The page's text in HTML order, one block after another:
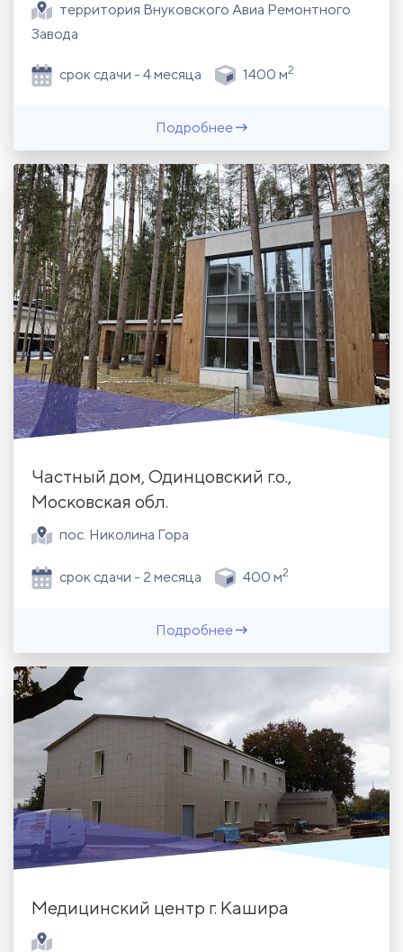
территория Внуковского Авиа Ремонтного
Завода
срок сдачи - 4 месяца 1400 м2
Подробнее
Частный дом, Одинцовский г.о.,
Московская обл.
пос. Николина Гора
срок сдачи - 2 месяца 400 м2
Подробнее
Медицинский центр г. Кашира